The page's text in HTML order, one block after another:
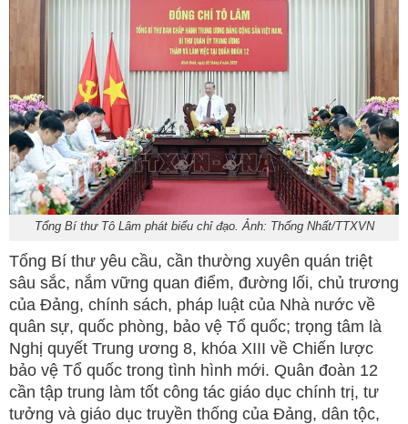
Tổng Bí thư Tô Lâm phát biểu chỉ đạo. Ảnh: Thống Nhất/TTXVN
Tổng Bí thư yêu cầu, cần thường xuyên quán triệt
sâu sắc, nắm vững quan điểm, đường lối, chủ trương
của Đảng, chính sách, pháp luật của Nhà nước về
quân sự, quốc phòng, bảo vệ Tổ quốc; trọng tâm là
Nghị quyết Trung ương 8, khóa XIII về Chiến lược
bảo vệ Tổ quốc trong tình hình mới. Quân đoàn 12
cần tập trung làm tốt công tác giáo dục chính trị, tư
tưởng và giáo dục truyền thống của Đảng, dân tộc,